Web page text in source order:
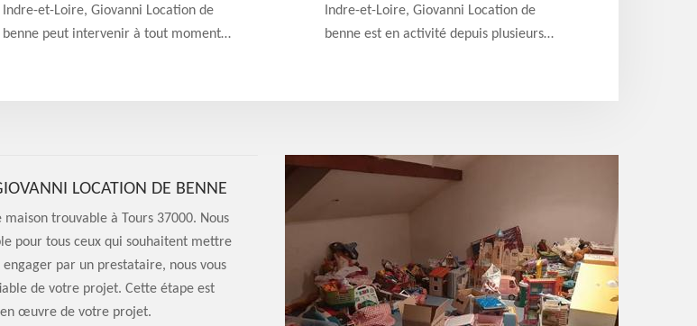
Indre-et-Loire, Giovanni Location de
benne peut intervenir à tout moment
détaillé offert
Indre-et-Loire, Giovanni Location de
benne est en activité depuis plusieurs
appartement, cave et grenier. Vous fait
LOCATION DE BENNE
trouvable à Tours 37000. Nous
pour tous ceux qui souhaitent mettre
par un prestataire, nous vous
de votre projet. Cette étape est
œuvre de votre projet.